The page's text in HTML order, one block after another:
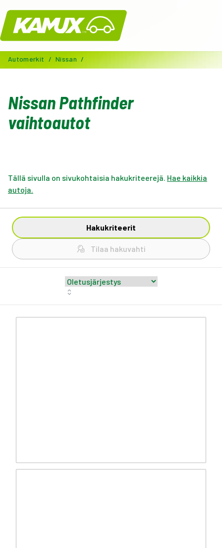
Kamux
Automerkit / Nissan /
Nissan Pathfinder
vaihtoautot
Tällä sivulla on sivukohtaisia hakukriteerejä. Hae kaikkia
autoja.
Hakukriteerit
Tilaa hakuvahti